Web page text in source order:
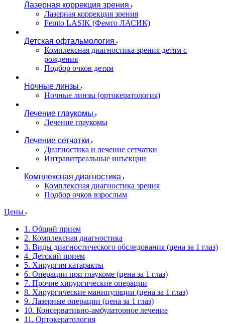
Лазерная коррекция зрения
Лазерная коррекция зрения
Femto LASIK (Фемто ЛАСИК)
Детская офтальмология
Комплексная диагностика зрения детям c
рождения
Подбор очков детям
Ночные линзы
Ночные линзы (ортокератология)
Лечение глаукомы
Лечение глаукомы
Лечение сетчатки
Диагностика и лечение сетчатки
Интравитреальные инъекции
Комплексная диагностика
Комплексная диагностика зрения
Подбор очков взрослым
Цены
1. Общий прием
2. Комплексная диагностика
3. Виды диагностического обследования (цена за 1 глаз)
4. Детский прием
5. Хирургия катаракты
6. Операции при глаукоме (цена за 1 глаз)
7. Прочие хирургические операции
8. Хирургические манипуляции (цена за 1 глаз)
9. Лазерные операции (цена за 1 глаз)
10. Консервативно-амбулаторное лечение
11. Ортокератология